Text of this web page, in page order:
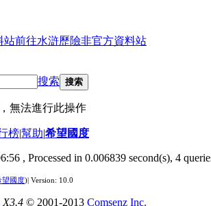
站前往水滸歷險非官方資料站
搜索 搜索
無法進行此操作
榜|幫助|希望國度
, Processed in 0.006839 second(s), 4
望國度)| Version: 10.0
X3.4 © 2001-2013 Comsenz Inc.